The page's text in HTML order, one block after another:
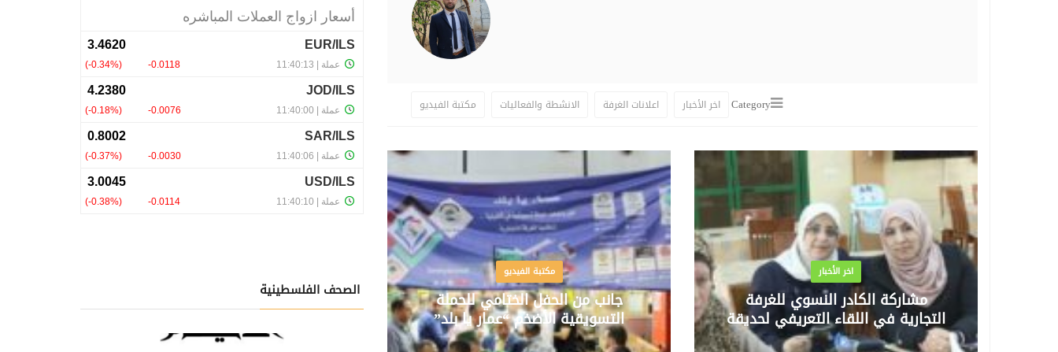
Category اخر الأخبار اعلانات الغرفة الانشطة والفعاليات مكتبة الفيديو
مكتبة الفيديو
جانب من الحفل الختامي للحملة
التسويقية الأضخم “عمار يا بلد”
اخر الأخبار
مشاركة الكادر النسوي للغرفة
التجارية في اللقاء التعريفي لحديقة
الحيوانات الوطنية
الصحف الفلسطينية